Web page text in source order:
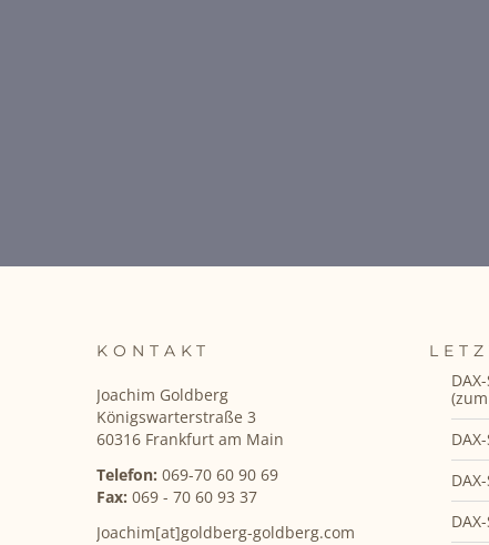
KONTAKT
Joachim Goldberg
Königswarterstraße 3
60316 Frankfurt am Main
Telefon: 069-70 60 90 69
Fax: 069 - 70 60 93 37
Joachim[at]goldberg-goldberg.com